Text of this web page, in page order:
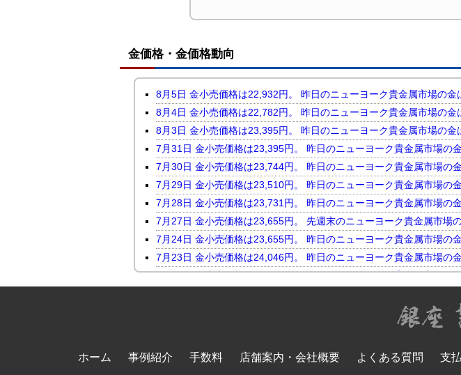
金価格・金価格動向
8月5日 金小売価格は22,932円。 昨日のニューヨーク貴金属市場の金
8月4日 金小売価格は22,782円。 昨日のニューヨーク貴金属市場の金
8月3日 金小売価格は23,395円。 昨日のニューヨーク貴金属市場の金
7月31日 金小売価格は23,395円。 昨日のニューヨーク貴金属市場の
7月30日 金小売価格は23,744円。 昨日のニューヨーク貴金属市場の
7月29日 金小売価格は23,510円。 昨日のニューヨーク貴金属市場の
7月28日 金小売価格は23,731円。 昨日のニューヨーク貴金属市場の
7月27日 金小売価格は23,655円。 先週末のニューヨーク貴金属市場
7月24日 金小売価格は23,655円。 昨日のニューヨーク貴金属市場の
7月23日 金小売価格は24,046円。 昨日のニューヨーク貴金属市場の
7月22日 金小売価格は23,816円。 昨日のニューヨーク貴金属市場の
7月17日 金小売価格は23,118円。 昨日のニューヨーク貴金属市場の
7月16日 金小売価格は23,450円。 昨日のニューヨーク貴金属市場の
7月14日 金小売価格は23,098円。 昨日のニューヨーク貴金属市場の
ホーム 事例紹介 手数料 店舗案内・会社概要 よくある質問 支